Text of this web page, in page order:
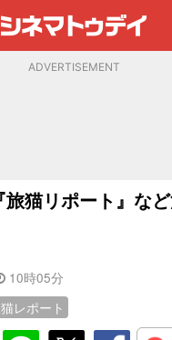
ADVERTISEMENT
猫リポート』な
10時05分
レポート